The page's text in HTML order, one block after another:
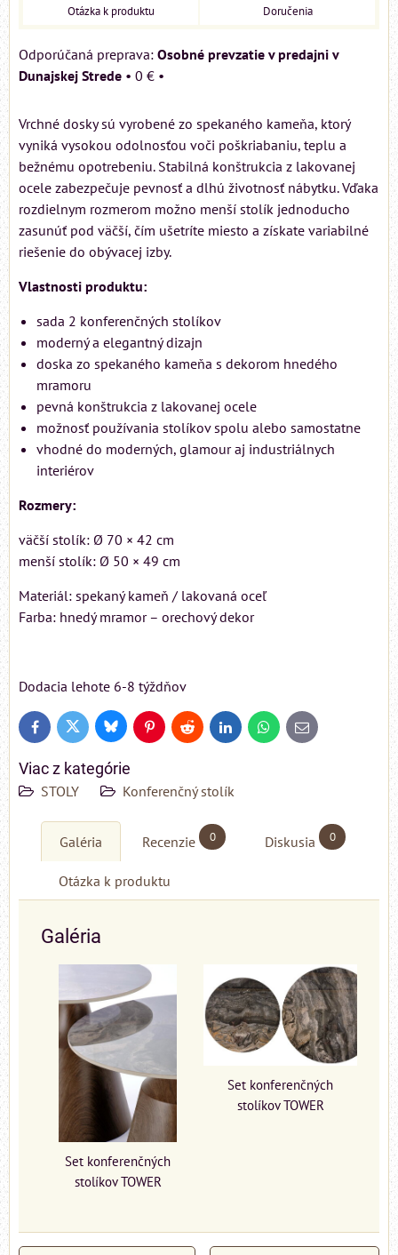
Otázka k produktu Doručenia
Osobné prevzatie v predajni v
Dunajskej Strede • 0 € •
Vrchné dosky sú vyrobené zo spekaného kameňa, ktorý
vyniká vysokou odolnosťou voči poškriabaniu, teplu a
bežnému opotrebeniu. Stabilná konštrukcia z lakovanej
ocele zabezpečuje pevnosť a dlhú životnosť nábytku. Vďaka
rozdielnym rozmerom možno menší stolík jednoducho
zasunúť pod väčší, čím ušetríte miesto a získate variabilné
riešenie do obývacej izby.
Vlastnosti produktu:
sada 2 konferenčných stolíkov
moderný a elegantný dizajn
doska zo spekaného kameňa s dekorom hnedého
mramoru
pevná konštrukcia z lakovanej ocele
možnosť používania stolíkov spolu alebo samostatne
vhodné do moderných, glamour aj industriálnych
interiérov
Rozmery:
väčší stolík: Ø 70 × 42 cm
menší stolík: Ø 50 × 49 cm
Materiál: spekaný kameň / lakovaná oceľ
Farba: hnedý mramor – orechový dekor
Dodacia lehote 6-8 týždňov
FacebookTwitter BlueskyPinterestReddit LinkedInWhatsApp
E-
mail
Viac z kategórie
STOLY Konferenčný stolík
Galéria Recenzie 0 Diskusia 0
Otázka k produktu
Galéria
Set konferenčných
stolíkov TOWER
Set konferenčných
stolíkov TOWER